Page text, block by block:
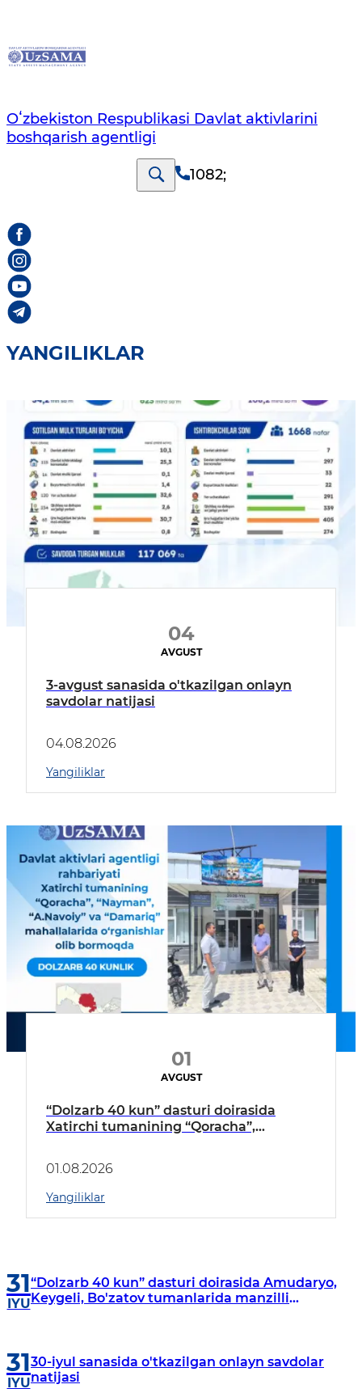
Oʻzbekiston Respublikasi Davlat aktivlarini
boshqarish agentligi
1082;
YANGILIKLAR
04
AVGUST
3-avgust sanasida o'tkazilgan onlayn
savdolar natijasi
04.08.2026
Yangiliklar
01
AVGUST
“Dolzarb 40 kun” dasturi doirasida
Xatirchi tumanining “Qoracha”,
borildi
01.08.2026
Yangiliklar
31
IYU
“Dolzarb 40 kun” dasturi doirasida Amudaryo,
Keygeli, Bo'zatov tumanlarida manzilli
31
IYU
30-iyul sanasida o'tkazilgan onlayn savdolar
natijasi